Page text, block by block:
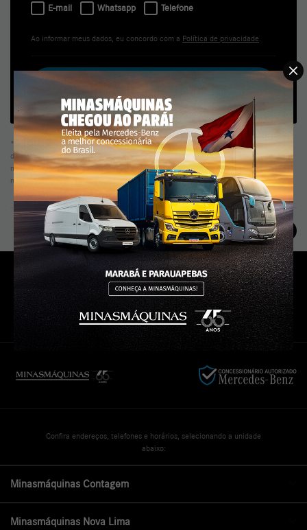
E-mail
Whatsapp Telefone
Ao informar meus dados, eu concordo com a Política de privacidade.
ESTOU INTERESSADO
* Imagens meramente ilustrativas. Alguns itens apresentados poderão não estar
disponíveis nas versões. Preços sugeridos e válidos de. Os preços poderão ser
modificados sem aviso prévio. Consulte e confirme todas as informações com um de
nossos vendedores.
Compartilhe nas redes sociais!
Confira endereços, telefones e horários, selecionando a unidade
abaixo:
Minasmáquinas Contagem
Minasmáquinas Nova Lima